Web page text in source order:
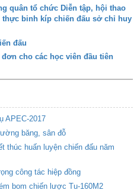
quân tổ chức Diễn tập, hội thao
binh kíp chiến đấu sở chỉ huy
đấu
cho các học viên đầu tiên
APEC-2017
băng, sân đỗ
thúc huấn luyện chiến đấu năm
công tác hiệp đồng
bom chiến lược Tu-160M2